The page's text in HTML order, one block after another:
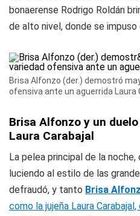
bonaerense Rodrigo Roldán
de alto nivel, donde se impuso
Brisa Alfonzo (der.) demostró
ofensiva ante un aguerrida Laura
Brisa Alfonzo y un
Laura Carabajal
La pelea principal de la
luciendo al estilo de las
defraudó, y tanto Brisa
como la jujeña Laura